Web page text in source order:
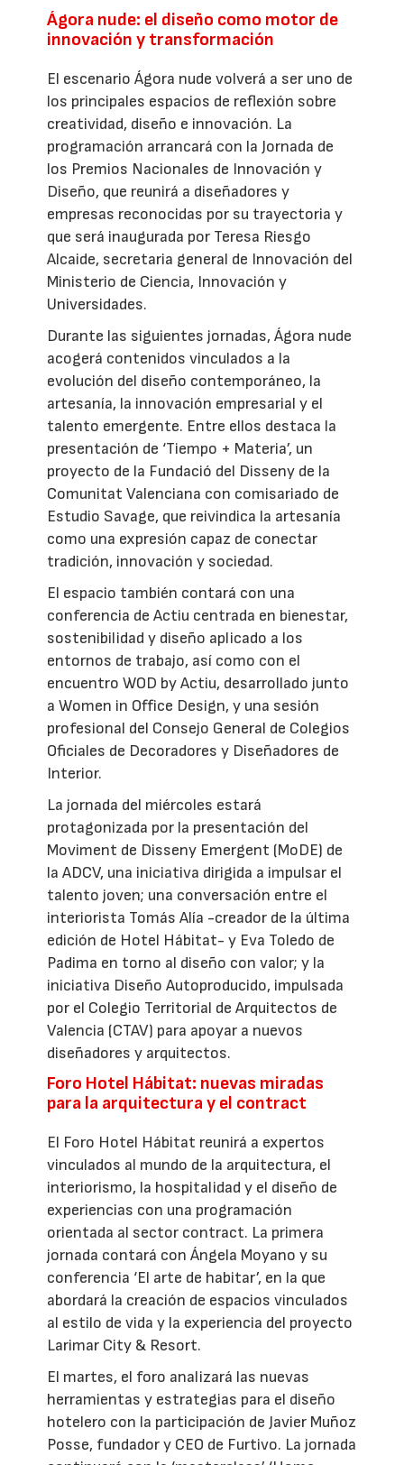
Ágora nude: el diseño como motor de
innovación y transformación
El escenario Ágora nude volverá a ser uno de
los principales espacios de reflexión sobre
creatividad, diseño e innovación. La
programación arrancará con la Jornada de
los Premios Nacionales de Innovación y
Diseño, que reunirá a diseñadores y
empresas reconocidas por su trayectoria y
que será inaugurada por Teresa Riesgo
Alcaide, secretaria general de Innovación del
Ministerio de Ciencia, Innovación y
Universidades.
Durante las siguientes jornadas, Ágora nude
acogerá contenidos vinculados a la
evolución del diseño contemporáneo, la
artesanía, la innovación empresarial y el
talento emergente. Entre ellos destaca la
presentación de ‘Tiempo + Materia’, un
proyecto de la Fundació del Disseny de la
Comunitat Valenciana con comisariado de
Estudio Savage, que reivindica la artesanía
como una expresión capaz de conectar
tradición, innovación y sociedad.
El espacio también contará con una
conferencia de Actiu centrada en bienestar,
sostenibilidad y diseño aplicado a los
entornos de trabajo, así como con el
encuentro WOD by Actiu, desarrollado junto
a Women in Office Design, y una sesión
profesional del Consejo General de Colegios
Oficiales de Decoradores y Diseñadores de
Interior.
La jornada del miércoles estará
protagonizada por la presentación del
Moviment de Disseny Emergent (MoDE) de
la ADCV, una iniciativa dirigida a impulsar el
talento joven; una conversación entre el
interiorista Tomás Alía -creador de la última
edición de Hotel Hábitat- y Eva Toledo de
Padima en torno al diseño con valor; y la
iniciativa Diseño Autoproducido, impulsada
por el Colegio Territorial de Arquitectos de
Valencia (CTAV) para apoyar a nuevos
diseñadores y arquitectos.
Foro Hotel Hábitat: nuevas miradas
para la arquitectura y el contract
El Foro Hotel Hábitat reunirá a expertos
vinculados al mundo de la arquitectura, el
interiorismo, la hospitalidad y el diseño de
experiencias con una programación
orientada al sector contract. La primera
jornada contará con Ángela Moyano y su
conferencia ‘El arte de habitar’, en la que
abordará la creación de espacios vinculados
al estilo de vida y la experiencia del proyecto
Larimar City & Resort.
El martes, el foro analizará las nuevas
herramientas y estrategias para el diseño
hotelero con la participación de Javier Muñoz
Posse, fundador y CEO de Furtivo. La jornada